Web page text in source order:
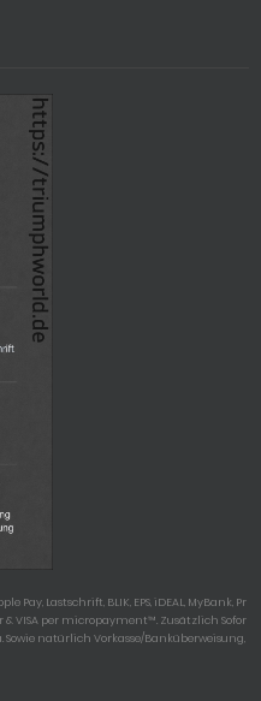
Lastschrift, BLIK, EPS, iDEAL, MyBank, Pr
& VISA per micropayment™. Zusätzlich Sofor
natürlich Vorkasse/Banküberweisung,